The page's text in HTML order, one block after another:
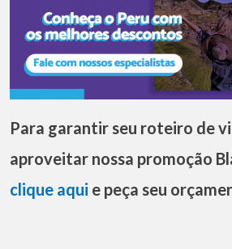
Para garantir seu roteiro de
aproveitar nossa promoção
clique aqui e peça seu